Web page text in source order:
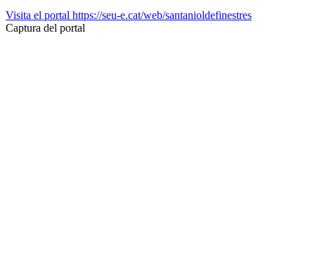
Visita el portal https://seu-e.cat/web/santanioldefinestres
Captura del portal